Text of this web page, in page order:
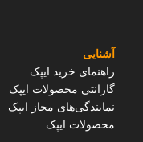
آشنایی
راهنمای خرید ایپک
گارانتی محصولات ایپک
نمایندگی‌های مجاز ایپک
محصولات ایپک